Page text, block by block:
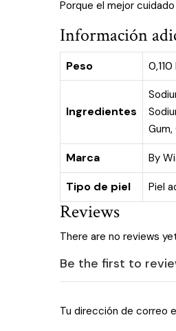
Porque el mejor
Información
Peso
Ingredientes
Marca By
Tipo de piel Piel
Reviews
There are no reviews
Be the first to
Tu dirección de correo